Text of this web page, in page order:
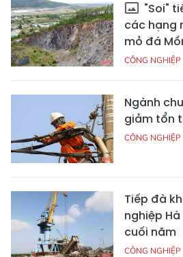
"Soi"
các hạng
mỏ đá
CÔNG NGHIỆP
Ngành
giảm tổn
CÔNG NGHIỆP
Tiếp đà
nghiệp
cuối năm
CÔNG NGHIỆP